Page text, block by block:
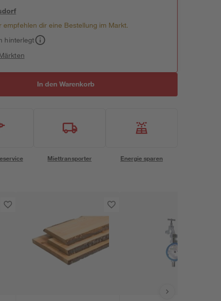
empfehlen dir eine Bestellung im Markt.
hinterlegt
In den Warenkorb
Miettransporter Energie sparen